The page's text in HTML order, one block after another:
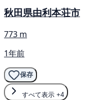
秋田県由利本荘市
773 m
1年前
保存
すべて表示 +4